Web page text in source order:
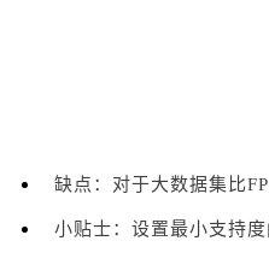
缺点：对于大数据集比
小贴士：设置最小支持度